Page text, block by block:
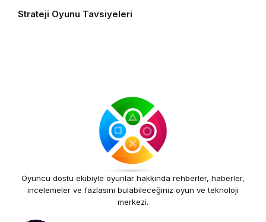
Strateji Oyunu Tavsiyeleri
Oyuncu dostu ekibiyle oyunlar hakkında rehberler, haberler,
incelemeler ve fazlasını bulabileceğiniz oyun ve teknoloji
merkezi.